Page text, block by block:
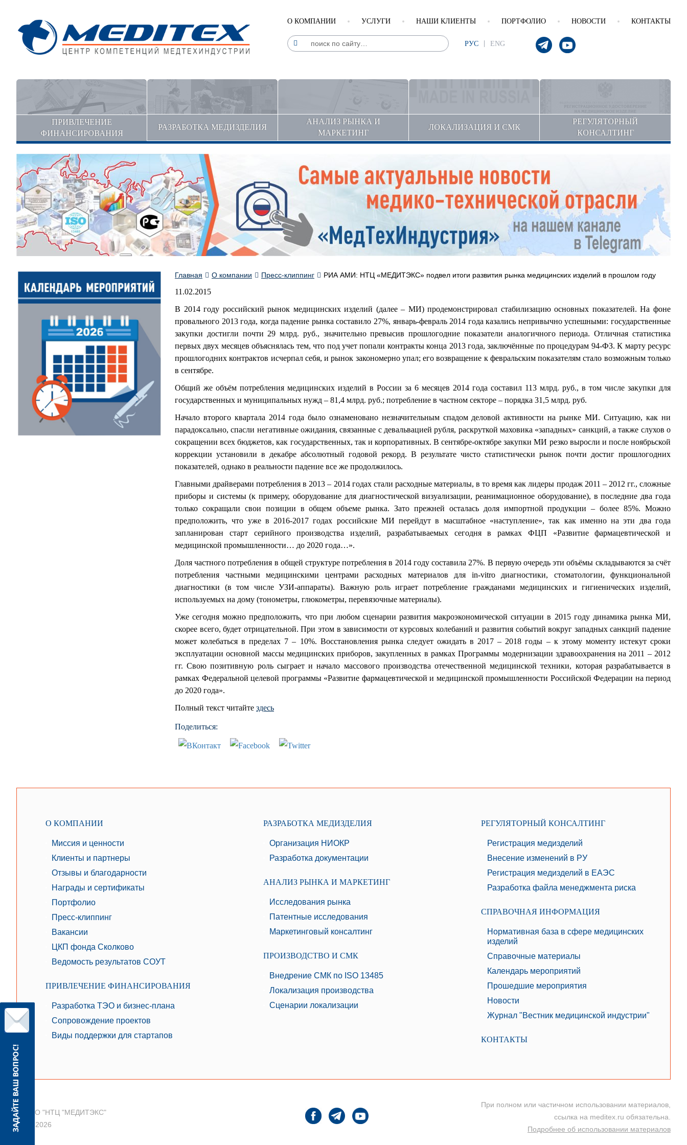
О КОМПАНИИ УСЛУГИ НАШИ КЛИЕНТЫ ПОРТФОЛИО НОВОСТИ КОНТАКТЫ
РУС ENG
ПРИВЛЕЧЕНИЕ
ФИНАНСИРОВАНИЯ
РАЗРАБОТКА МЕДИЗДЕЛИЯ
АНАЛИЗ РЫНКА И
МАРКЕТИНГ
ЛОКАЛИЗАЦИЯ И СМК
РЕГУЛЯТОРНЫЙ
КОНСАЛТИНГ
Главная О компании Пресс-клиппинг РИА АМИ: НТЦ «МЕДИТЭКС» подвел итоги развития рынка медицинских изделий в прошлом году
11.02.2015
В 2014 году российский рынок медицинских изделий (далее – МИ) продемонстрировал стабилизацию основных показателей. На фоне
провального 2013 года, когда падение рынка составило 27%, январь-февраль 2014 года казались непривычно успешными: государственные
закупки достигли почти 29 млрд. руб., значительно превысив прошлогодние показатели аналогичного периода. Отличная статистика
первых двух месяцев объяснялась тем, что под учет попали контракты конца 2013 года, заключённые по процедурам 94-ФЗ. К марту ресурс
прошлогодних контрактов исчерпал себя, и рынок закономерно упал; его возвращение к февральским показателям стало возможным только
в сентябре.
Общий же объём потребления медицинских изделий в России за 6 месяцев 2014 года составил 113 млрд. руб., в том числе закупки для
государственных и муниципальных нужд – 81,4 млрд. руб.; потребление в частном секторе – порядка 31,5 млрд. руб.
Начало второго квартала 2014 года было ознаменовано незначительным спадом деловой активности на рынке МИ. Ситуацию, как ни
парадоксально, спасли негативные ожидания, связанные с девальвацией рубля, раскруткой маховика «западных» санкций, а также слухов о
сокращении всех бюджетов, как государственных, так и корпоративных. В сентябре-октябре закупки МИ резко выросли и после ноябрьской
коррекции установили в декабре абсолютный годовой рекорд. В результате чисто статистически рынок почти достиг прошлогодних
показателей, однако в реальности падение все же продолжилось.
Главными драйверами потребления в 2013 – 2014 годах стали расходные материалы, в то время как лидеры продаж 2011 – 2012 гг., сложные
приборы и системы (к примеру, оборудование для диагностической визуализации, реанимационное оборудование), в последние два года
только сокращали свои позиции в общем объеме рынка. Зато прежней осталась доля импортной продукции – более 85%. Можно
предположить, что уже в 2016-2017 годах российские МИ перейдут в масштабное «наступление», так как именно на эти два года
запланирован старт серийного производства изделий, разрабатываемых сегодня в рамках ФЦП «Развитие фармацевтической и
медицинской промышленности… до 2020 года…».
Доля частного потребления в общей структуре потребления в 2014 году составила 27%. В первую очередь эти объёмы складываются за счёт
потребления частными медицинскими центрами расходных материалов для in-vitro диагностики, стоматологии, функциональной
диагностики (в том числе УЗИ-аппараты). Важную роль играет потребление гражданами медицинских и гигиенических изделий,
используемых на дому (тонометры, глюкометры, перевязочные материалы).
Уже сегодня можно предположить, что при любом сценарии развития макроэкономической ситуации в 2015 году динамика рынка МИ,
скорее всего, будет отрицательной. При этом в зависимости от курсовых колебаний и развития событий вокруг западных санкций падение
может колебаться в пределах 7 – 10%. Восстановления рынка следует ожидать в 2017 – 2018 годы – к этому моменту истекут сроки
эксплуатации основной массы медицинских приборов, закупленных в рамках Программы модернизации здравоохранения на 2011 – 2012
гг. Свою позитивную роль сыграет и начало массового производства отечественной медицинской техники, которая разрабатывается в
рамках Федеральной целевой программы «Развитие фармацевтической и медицинской промышленности Российской Федерации на период
до 2020 года».
Полный текст читайте здесь
Поделиться:
О КОМПАНИИ
Миссия и ценности
Клиенты и партнеры
Отзывы и благодарности
Награды и сертификаты
Портфолио
Пресс-клиппинг
Вакансии
ЦКП фонда Сколково
Ведомость результатов СОУТ
ПРИВЛЕЧЕНИЕ ФИНАНСИРОВАНИЯ
Разработка ТЭО и бизнес-плана
Сопровождение проектов
Виды поддержки для стартапов
РАЗРАБОТКА МЕДИЗДЕЛИЯ
Организация НИОКР
Разработка документации
АНАЛИЗ РЫНКА И МАРКЕТИНГ
Исследования рынка
Патентные исследования
Маркетинговый консалтинг
ПРОИЗВОДСТВО И СМК
Внедрение СМК по ISO 13485
Локализация производства
Сценарии локализации
РЕГУЛЯТОРНЫЙ КОНСАЛТИНГ
Регистрация медизделий
Внесение изменений в РУ
Регистрация медизделий в ЕАЭС
Разработка файла менеджмента риска
СПРАВОЧНАЯ ИНФОРМАЦИЯ
Нормативная база в сфере медицинских
изделий
Справочные материалы
Календарь мероприятий
Прошедшие мероприятия
Новости
Журнал "Вестник медицинской индустрии"
КОНТАКТЫ
© ООО "НТЦ "МЕДИТЭКС"
2010-2026
При полном или частичном использовании материалов,
ссылка на meditex.ru обязательна.
Подробнее об использовании материалов